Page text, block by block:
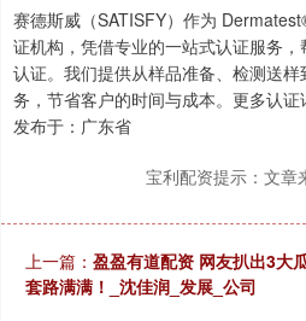
赛德斯威（SATISFY）作为
证机构，凭借专业的一站式认证服务
认证。我们提供从样品准备、检测送
务，节省客户的时间与成本。更多认证
发布于：广东省
宝利配资提示：文章
上一篇： 盈盈有道配资 网友扒出3大
套路满满！_沈佳润_发展_公司